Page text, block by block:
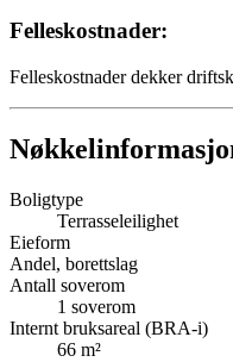
Felleskostnader:
Felleskostnader dekker
Boligtype
Terrasseleilighet
Eieform
Andel, borettslag
Antall soverom
1 soverom
Internt bruksareal (BRA-i)
66 m²